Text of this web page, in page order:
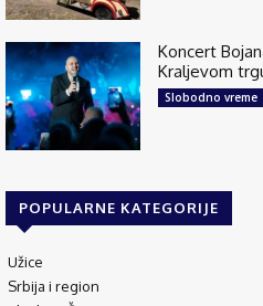
Koncert
Kraljevom
Slobodno vreme
POPULARNE KATEGORIJE
Užice
Srbija i region